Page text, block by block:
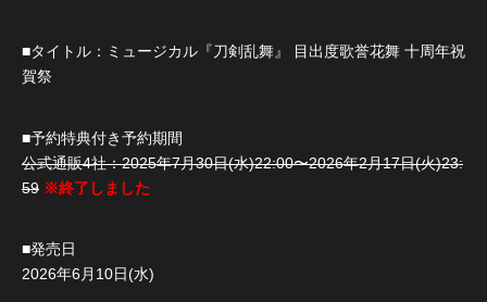
■タイトル：ミュージカル『刀剣乱舞』 目出度歌誉花舞 十周年祝
賀祭
■予約特典付き予約期間
公式通販4社：2025年7月30日(水)22:00〜2026年2月17日(火)23:
59 ※終了しました
■発売日
2026年6月10日(水)